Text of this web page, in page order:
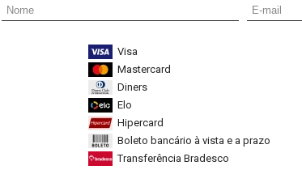
Visa
Mastercard
Diners
Elo
Hipercard
Boleto bancário à vista e a prazo
Transferência Bradesco